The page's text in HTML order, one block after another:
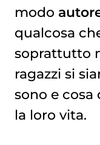
modo
qualcosa
soprattutto
ragazzi si
sono e cosa
la loro vita.